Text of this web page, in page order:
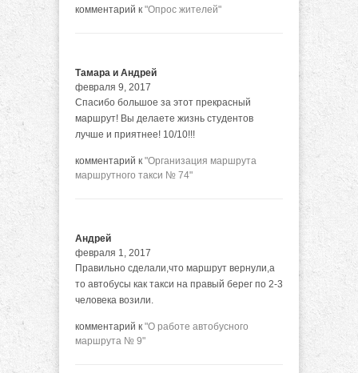
комментарий к "Опрос жителей"
Тамара и Андрей
февраля 9, 2017
Спасибо большое за этот прекрасный
маршрут! Вы делаете жизнь студентов
лучше и приятнее! 10/10!!!
комментарий к "Организация маршрута
маршрутного такси № 74"
Андрей
февраля 1, 2017
Правильно сделали,что маршрут вернули,а
то автобусы как такси на правый берег по 2-3
человека возили.
комментарий к "О работе автобусного
маршрута № 9"